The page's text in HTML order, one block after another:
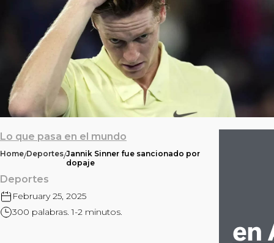
Lo que pasa en el mundo
Home/Deportes/Jannik Sinner fue sancionado por
dopaje
Deportes
February 25, 2025
300 palabras. 1-2 minutos.